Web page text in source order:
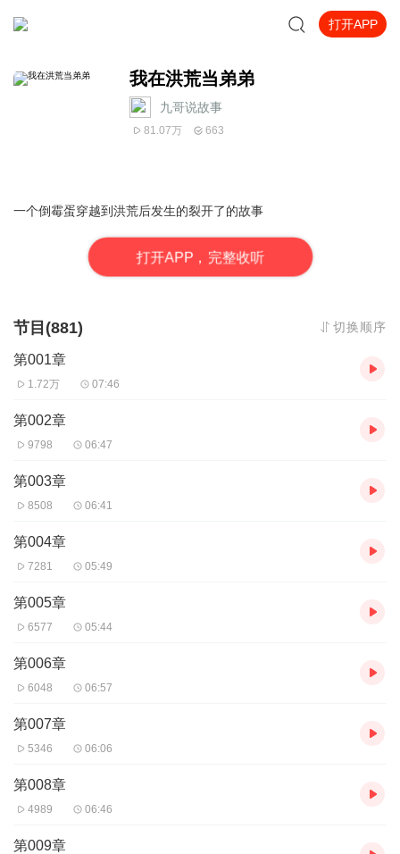
打开APP
我在洪荒当弟弟
九哥说故事
81.07万 663
一个倒霉蛋穿越到洪荒后发生的裂开了的故事
打开APP，完整收听
节目(881) 切换顺序
第001章
1.72万 07:46
第002章
9798 06:47
第003章
8508 06:41
第004章
7281 05:49
第005章
6577 05:44
第006章
6048 06:57
第007章
5346 06:06
第008章
4989 06:46
第009章